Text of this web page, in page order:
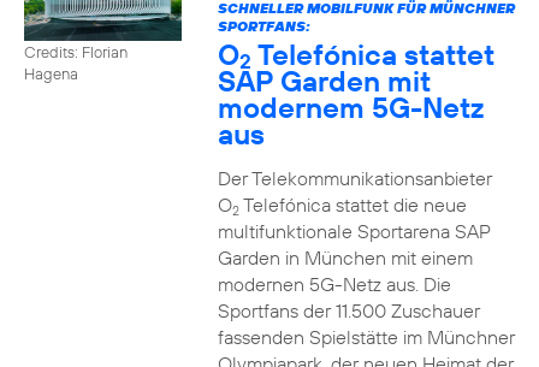
Credits: Florian
Hagena
SCHNELLER MOBILFUNK FÜR MÜNCHNER
SPORTFANS:
O2 Telefónica stattet
SAP Garden mit
modernem 5G-Netz
aus
Der Telekommunikationsanbieter
O2Telefónica stattet die neue
multifunktionale Sportarena SAP
Garden in München mit einem
modernen 5G-Netz aus. Die
Sportfans der 11.500 Zuschauer
fassenden Spielstätte im Münchner